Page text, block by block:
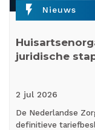
flash_on Nieuws
juridische
2 jul 2026
De Nederlandse
definitieve